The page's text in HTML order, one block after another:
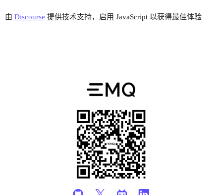
由 Discourse 提供技术支持，启用 JavaScript 以获得最佳体验